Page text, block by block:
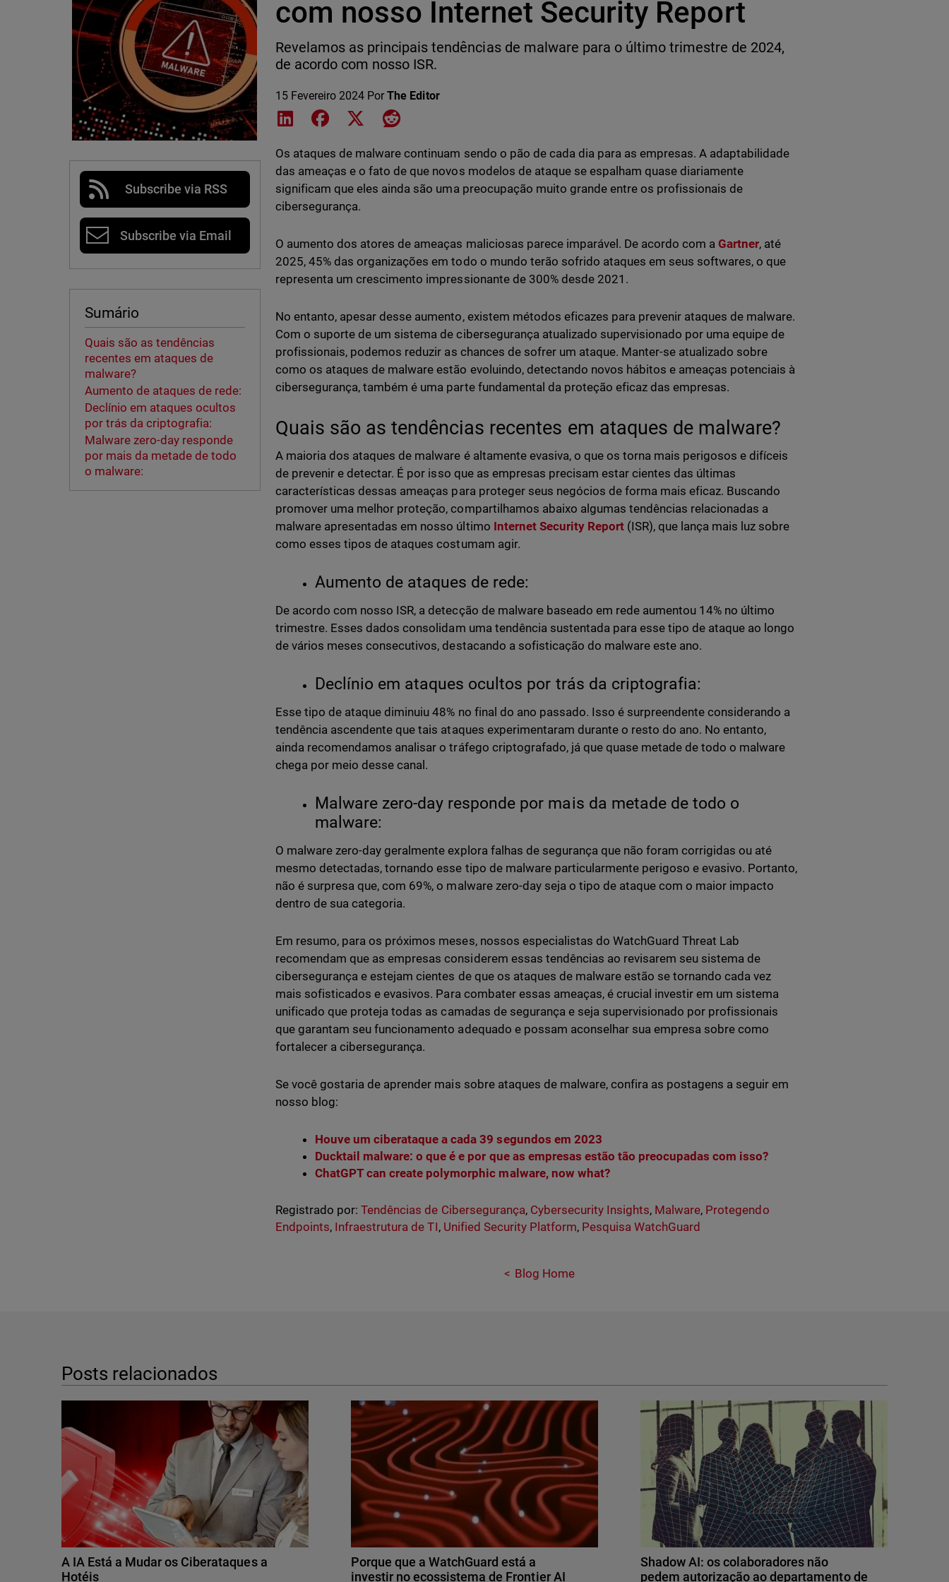
Subscribe via RSS
Subscribe via Email
Sumário
Quais são as tendências
recentes em ataques de
malware?
Aumento de ataques de rede:
Declínio em ataques ocultos
por trás da criptografia:
Malware zero-day responde
por mais da metade de todo
o malware:
com nosso Internet Security Report
Revelamos as principais tendências de malware para o último trimestre de 2024,
de acordo com nosso ISR.
15 Fevereiro 2024 PorThe Editor
Share on LinkedIn
Share on Facebook
Share on XShare on Reddit
Os ataques de malware continuam sendo o pão de cada dia para as empresas. A adaptabilidade
das ameaças e o fato de que novos modelos de ataque se espalham quase diariamente
significam que eles ainda são uma preocupação muito grande entre os profissionais de
cibersegurança.
O aumento dos atores de ameaças maliciosas parece imparável. De acordo com aGartner, até
2025, 45% das organizações em todo o mundo terão sofrido ataques em seus softwares, o que
representa um crescimento impressionante de 300% desde 2021.
No entanto, apesar desse aumento, existem métodos eficazes para prevenir ataques de malware.
Com o suporte de um sistema de cibersegurança atualizado supervisionado por uma equipe de
profissionais, podemos reduzir as chances de sofrer um ataque. Manter-se atualizado sobre
como os ataques de malware estão evoluindo, detectando novos hábitos e ameaças potenciais à
cibersegurança, também é uma parte fundamental da proteção eficaz das empresas.
Quais são as tendências recentes em ataques de malware?
A maioria dos ataques de malware é altamente evasiva, o que os torna mais perigosos e difíceis
de prevenir e detectar. É por isso que as empresas precisam estar cientes das últimas
características dessas ameaças para proteger seus negócios de forma mais eficaz. Buscando
promover uma melhor proteção, compartilhamos abaixo algumas tendências relacionadas a
malware apresentadas em nosso último Internet Security Report(ISR), que lança mais luz sobre
como esses tipos de ataques costumam agir.
Aumento de ataques de rede:
De acordo com nosso ISR, a detecção de malware baseado em rede aumentou 14% no último
trimestre. Esses dados consolidam uma tendência sustentada para esse tipo de ataque ao longo
de vários meses consecutivos, destacando a sofisticação do malware este ano.
Declínio em ataques ocultos por trás da criptografia:
Esse tipo de ataque diminuiu 48% no final do ano passado. Isso é surpreendente considerando a
tendência ascendente que tais ataques experimentaram durante o resto do ano. No entanto,
ainda recomendamos analisar o tráfego criptografado, já que quase metade de todo o malware
chega por meio desse canal.
Malware zero-day responde por mais da metade de todo o
malware:
O malware zero-day geralmente explora falhas de segurança que não foram corrigidas ou até
mesmo detectadas, tornando esse tipo de malware particularmente perigoso e evasivo. Portanto,
não é surpresa que, com 69%, o malware zero-day seja o tipo de ataque com o maior impacto
dentro de sua categoria.
Em resumo, para os próximos meses, nossos especialistas do WatchGuard Threat Lab
recomendam que as empresas considerem essas tendências ao revisarem seu sistema de
cibersegurança e estejam cientes de que os ataques de malware estão se tornando cada vez
mais sofisticados e evasivos. Para combater essas ameaças, é crucial investir em um sistema
unificado que proteja todas as camadas de segurança e seja supervisionado por profissionais
que garantam seu funcionamento adequado e possam aconselhar sua empresa sobre como
fortalecer a cibersegurança.
Se você gostaria de aprender mais sobre ataques de malware, confira as postagens a seguir em
nosso blog:
Houve um ciberataque a cada 39 segundos em 2023
Ducktail malware: o que é e por que as empresas estão tão preocupadas com isso?
ChatGPT can create polymorphic malware, now what?
Registrado por: Tendências de Cibersegurança, Cybersecurity Insights, Malware, Protegendo
Endpoints, Infraestrutura de TI, Unified Security Platform, Pesquisa WatchGuard
Blog Home
Posts relacionados
A IA Está a Mudar os Ciberataques a
Hotéis
Porque que a WatchGuard está a
investir no ecossistema de Frontier AI
Shadow AI: os colaboradores não
pedem autorização ao departamento de